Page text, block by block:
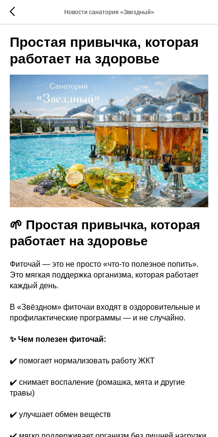
Новости санатория «Звездный»
Простая привычка, которая
работает на здоровье
🌱 Простая привычка, которая
работает на здоровье
Фиточай — это не просто «что-то полезное попить».
Это мягкая поддержка организма, которая работает
каждый день.
В «Звёздном» фиточаи входят в оздоровительные и
профилактические программы — и не случайно.
✨ Чем полезен фиточай:
✔️ помогает нормализовать работу ЖКТ
✔️ снимает воспаление (ромашка, мята и другие
травы)
✔️ улучшает обмен веществ